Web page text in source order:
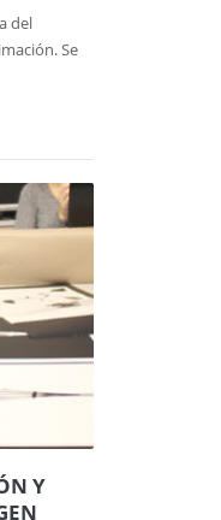
del
Se
Y